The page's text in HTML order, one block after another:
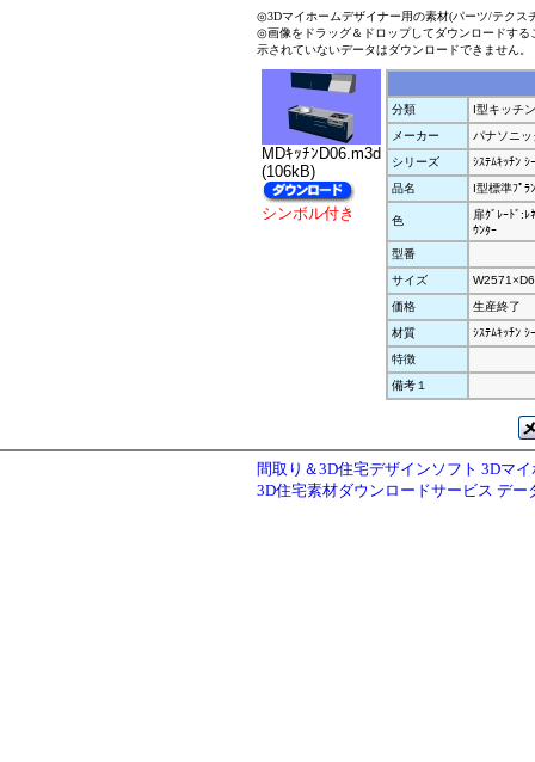
◎3Dマイホームデザイナー用の素材(パーツ/テクス
◎画像をドラッグ＆ドロップしてダウンロードす
示されていないデータはダウンロードできません。
MDｷｯﾁﾝD06.m3d
(106kB)
シンボル付き
分類
I型キッチン
メーカー
パナソニッ
シリーズ
ｼｽﾃﾑｷｯﾁﾝ ｼ
品名
I型標準ﾌﾟﾗﾝ
色
扉ｸﾞﾚｰﾄﾞ:ﾚ
ｳﾝﾀｰ
型番
サイズ
価格
生産終了
材質
ｼｽﾃﾑｷｯﾁﾝ ｼ
特徴
備考１
間取り＆3D住宅デザインソフト 3Dマ
3D住宅素材ダウンロードサービス デー